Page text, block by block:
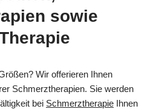
sowie
Wir offerieren Ihnen
Schmerztherapien. Sie werden
bei Schmerztherapie Ihnen